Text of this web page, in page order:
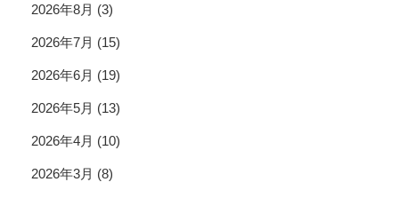
2026年8月 (3)
2026年7月 (15)
2026年6月 (19)
2026年5月 (13)
2026年4月 (10)
2026年3月 (8)